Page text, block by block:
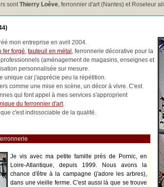
sontThierry Loève, ferronnier d'art (Nantes) et Roseleur
mon entreprise en avril 2004.
fer forgé, fauteuil en métal , ferronnerie décorative pour la
(aménagement de magasins, enseignes et
personnalisée sur mesure.
unique car j'apprécie peu la répétition.
comme une mise en scène, un décor à vivre. C'est
qui font appel à mes services s'approprient
du ferronnier d'art.
c'est indissociable de la qualité.
Je vis avec ma petite famille près de Pornic, en
Loire-Atlantique, depuis 1999. Nous avons la
chance d'être à la campagne (j'adore les arbres),
dans une vieille ferme. C'est aussi là que se trouve